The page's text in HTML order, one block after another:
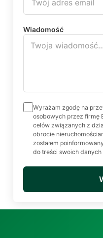
Wiadomość
Wyrażam zgodę na
osobowych przez firmę
celów związanych z
obrocie
zostałem
do treści swoich